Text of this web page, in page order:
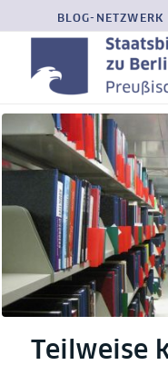
BLOG-
Teilweise